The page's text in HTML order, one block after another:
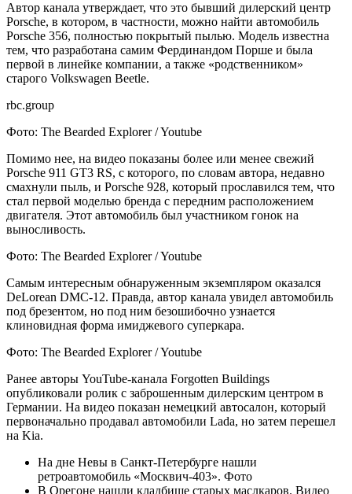
Автор канала утверждает, что это бывший дилерский центр
Porsche, в котором, в частности, можно найти автомобиль
Porsche 356, полностью покрытый пылью. Модель известна
тем, что разработана самим Фердинандом Порше и была
первой в линейке компании, а также «родственником»
старого Volkswagen Beetle.
rbc.group
Фото: The Bearded Explorer / Youtube
Помимо нее, на видео показаны более или менее свежий
Porsche 911 GT3 RS, с которого, по словам автора, недавно
смахнули пыль, и Porsche 928, который прославился тем, что
стал первой моделью бренда с передним расположением
двигателя. Этот автомобиль был участником гонок на
выносливость.
Фото: The Bearded Explorer / Youtube
Самым интересным обнаруженным экземпляром оказался
DeLorean DMC-12. Правда, автор канала увидел автомобиль
под брезентом, но под ним безошибочно узнается
клиновидная форма имиджевого суперкара.
Фото: The Bearded Explorer / Youtube
Ранее авторы YouTube-канала Forgotten Buildings
опубликовали ролик с заброшенным дилерским центром в
Германии. На видео показан немецкий автосалон, который
первоначально продавал автомобили Lada, но затем перешел
на Kia.
На дне Невы в Санкт-Петербурге нашли
ретроавтомобиль «Москвич-403». Фото
В Орегоне нашли кладбище старых маслкаров. Видео